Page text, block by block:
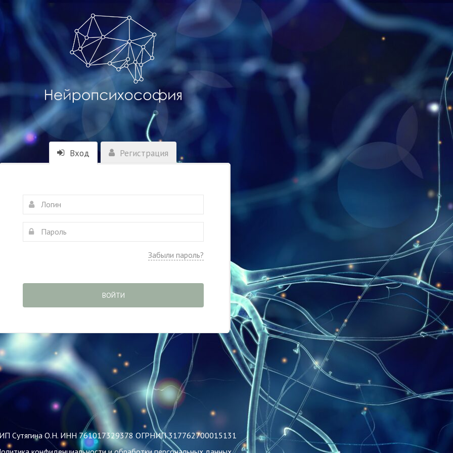
Вход Регистрация
Забыли пароль?
ВОЙТИ
Сутягина О.Н. ИНН 761017329378 ОГРНИП 317762700015131